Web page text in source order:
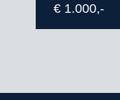
€ 1.000,-